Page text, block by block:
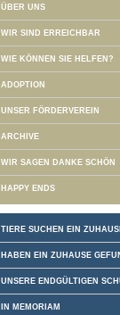
ÜBER UNS
WIR SIND ERREICHBAR
WIE KÖNNEN SIE HELFEN?
ADOPTION
UNSER FÖRDERVEREIN
ARCHIVE
WIR SAGEN DANKE SCHÖN
HAPPY ENDS
TIERE SUCHEN EIN
HABEN EIN ZUHAUSE
UNSERE ENDGÜLTIGEN
IN MEMORIAM